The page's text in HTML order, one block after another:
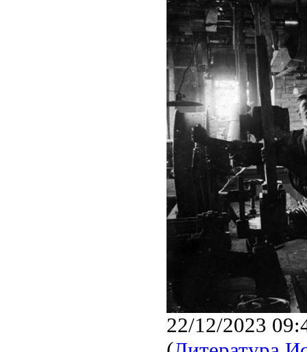
22/12/2023